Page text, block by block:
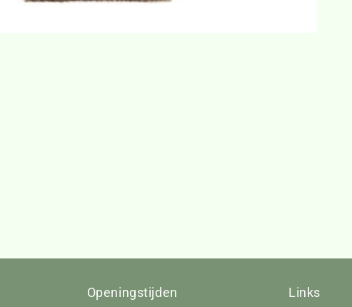
Openingstijden Links